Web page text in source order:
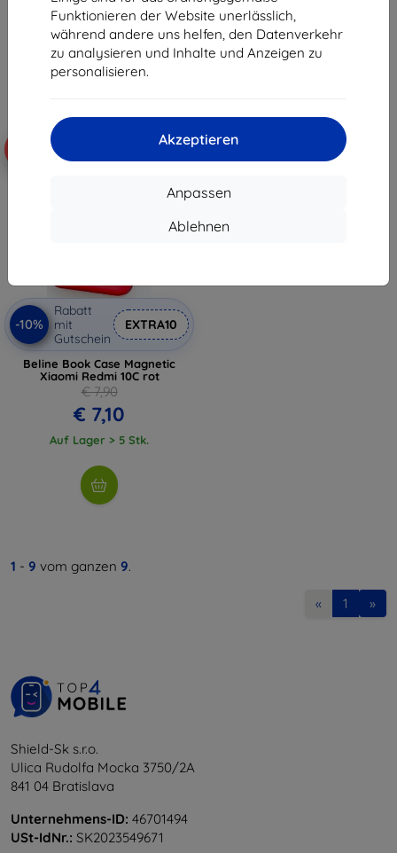
Funktionieren der Website unerlässlich,
während andere uns helfen, den Datenverkehr
zu analysieren und Inhalte und Anzeigen zu
personalisieren.
Akzeptieren
Anpassen
Ablehnen
€ 7,10
Auf Lager > 5 Stk.
€ 7,10
Auf Lager > 5 Stk.
-10%
Rabatt
mit
Gutschein
EXTRA10
Beline Book Case Magnetic
Xiaomi Redmi 10C rot
€ 7,90
€ 7,10
Auf Lager > 5 Stk.
1 - 9 vom ganzen 9.
« 1 »
Shield-Sk s.r.o.
Ulica Rudolfa Mocka 3750/2A
841 04 Bratislava
Unternehmens-ID: 46701494
USt-IdNr.: SK2023549671